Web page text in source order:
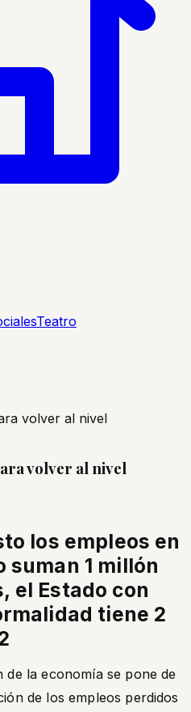
Teatro
volver al nivel
los empleos en
1 millón
el Estado con
tiene 2
la economía se pone de
de los empleos perdidos